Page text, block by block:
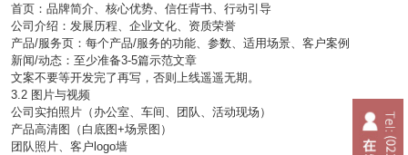
首页：品牌简介、核心优势、信任背书、行动引导
公司介绍：发展历程、企业文化、资质荣誉
产品/服务页：每个产品/服务的功能、参数、适用场景、客户案例
新闻/动态：至少准备3-5篇示范文章
文案不要等开发完了再写，否则上线遥遥无期。
3.2 图片与视频
公司实拍照片（办公室、车间、团队、活动现场）
产品高清图（白底图+场景图）
团队照片、客户logo墙